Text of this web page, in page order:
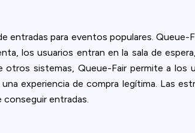
entradas para eventos populares. Queue-
los usuarios entran en la sala de
sistemas, Queue-Fair permite a los
experiencia de compra legítima. Las
entradas.